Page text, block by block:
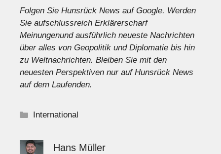
Folgen Sie Hunsrück News auf Google. Werden
Sie aufschlussreich Erklärerscharf
Meinungenund ausführlich neueste Nachrichten
über alles von Geopolitik und Diplomatie bis hin
zu Weltnachrichten. Bleiben Sie mit den
neuesten Perspektiven nur auf Hunsrück News
auf dem Laufenden.
Kategorien
International
Hans Müller